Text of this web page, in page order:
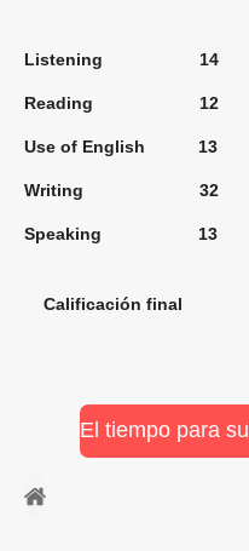
Listening 14
Reading 12
Use of English 13
Writing 32
Speaking 13
El tiempo para